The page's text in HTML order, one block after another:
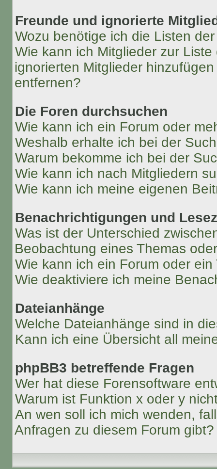
Freunde und ignorierte
Wozu benötige ich die Listen
Wie kann ich Mitglieder zur
ignorierten Mitglieder
entfernen?
Die Foren durchsuchen
Wie kann ich ein Forum oder
Weshalb erhalte ich bei der
Warum bekomme ich bei der
Wie kann ich nach Mitgliedern
Wie kann ich meine eigenen
Benachrichtigungen und
Was ist der Unterschied
Beobachtung eines Themas
Wie kann ich ein Forum oder
Wie deaktiviere ich meine
Dateianhänge
Welche Dateianhänge sind in
Kann ich eine Übersicht all
phpBB3 betreffende Fragen
Wer hat diese Forensoftware
Warum ist Funktion x oder y
An wen soll ich mich wenden,
Anfragen zu diesem Forum gibt?